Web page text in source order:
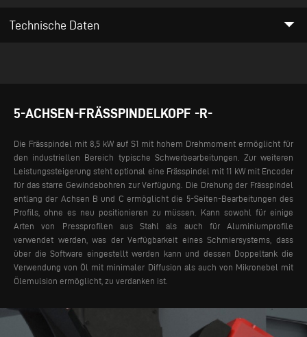
Technische Daten arrow_drop_down
5-ACHSEN-FRÄSSPINDELKOPF -R-
Die Frässpindel mit 8,5 kW auf S1 mit hohem Drehmoment ermöglicht für
den industriellen Bereich typische Schwerbearbeitungen. Zur weiteren
Leistungssteigerung steht optional eine Frässpindel mit 11 kW mit Encoder
für das starre Gewindebohren zur Verfügung. Die Drehung der Frässpindel
entlang der Achsen B und C ermöglicht die 5-Seiten-Bearbeitungen des
Profils, ohne es neu positionieren zu müssen.
Kann sowohl für einige
Arten von Pressprofilen aus Stahl als auch für Aluminiumprofile
verwendet werden, was der Verfügbarkeit eines Schmiersystems, dass
über die Software eingestellt werden kann und dessen Doppeltank die
Verwendung von Öl mit minimaler Diffusion als auch von Mikronebel mit
Ölemulsion ermöglicht, zu verdanken ist.